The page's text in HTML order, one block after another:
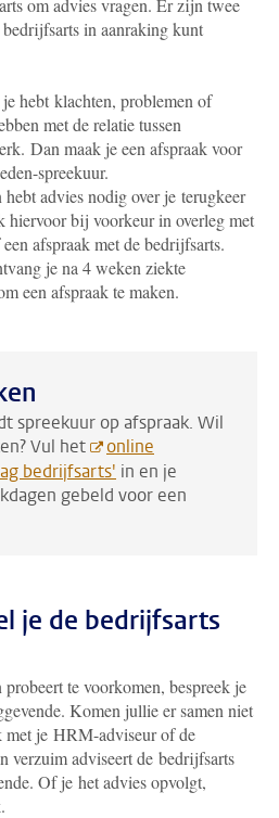
om advies vragen. Er zijn twee
in aanraking kunt
hebt klachten, problemen of
met de relatie tussen
Dan maak je een afspraak voor
spreekuur.
hebt advies nodig over je terugkeer
hiervoor bij voorkeur in overleg met
afspraak met de bedrijfsarts.
je na 4 weken ziekte
een afspraak te maken.
spreekuur op afspraak. Wil
Vul het
online
bedrijfsarts' in en je
gebeld voor een
je de bedrijfsarts
te voorkomen, bespreek je
Komen jullie er samen niet
met je HRM-adviseur of de
verzuim adviseert de bedrijfsarts
Of je het advies opvolgt,